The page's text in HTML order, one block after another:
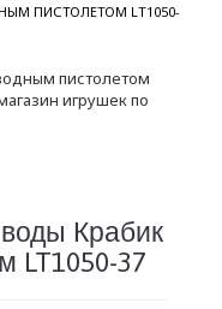
ПИСТОЛЕТОМ LT1050-
Крабик
LT1050-37